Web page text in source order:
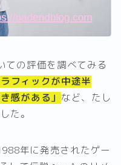
ての評価を調べてみる
フィックが中途半
感がある」 など、たし
た。
年に発売されたゲー